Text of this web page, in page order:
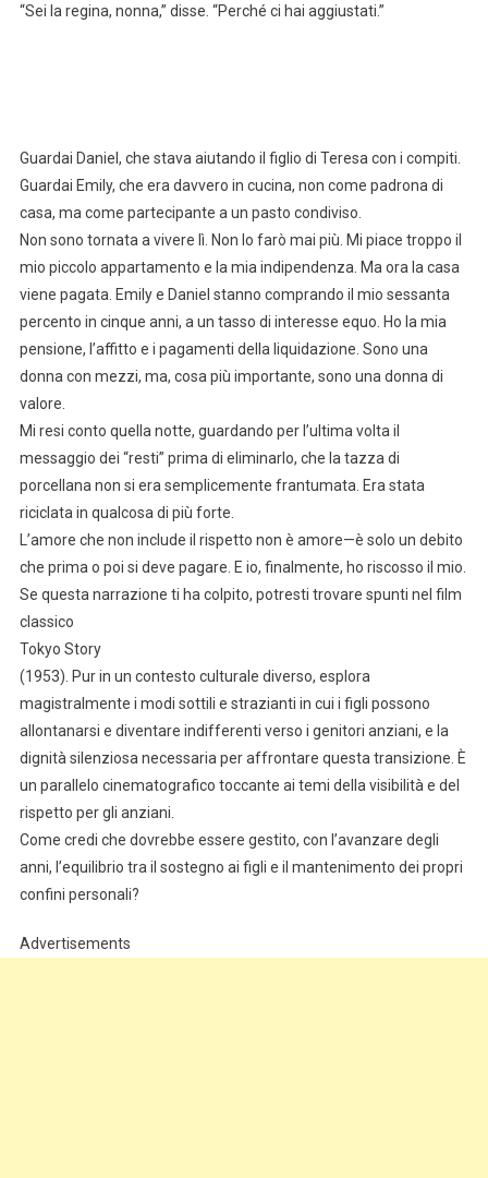
“Sei la regina, nonna,” disse. “Perché ci hai aggiustati.”
Guardai Daniel, che stava aiutando il figlio di Teresa con i compiti.
Guardai Emily, che era davvero in cucina, non come padrona di
casa, ma come partecipante a un pasto condiviso.
Non sono tornata a vivere lì. Non lo farò mai più. Mi piace troppo il
mio piccolo appartamento e la mia indipendenza. Ma ora la casa
viene pagata. Emily e Daniel stanno comprando il mio sessanta
percento in cinque anni, a un tasso di interesse equo. Ho la mia
pensione, l’affitto e i pagamenti della liquidazione. Sono una
donna con mezzi, ma, cosa più importante, sono una donna di
valore.
Mi resi conto quella notte, guardando per l’ultima volta il
messaggio dei “resti” prima di eliminarlo, che la tazza di
porcellana non si era semplicemente frantumata. Era stata
riciclata in qualcosa di più forte.
L’amore che non include il rispetto non è amore—è solo un debito
che prima o poi si deve pagare. E io, finalmente, ho riscosso il mio.
Se questa narrazione ti ha colpito, potresti trovare spunti nel film
classico
Tokyo Story
(1953). Pur in un contesto culturale diverso, esplora
magistralmente i modi sottili e strazianti in cui i figli possono
allontanarsi e diventare indifferenti verso i genitori anziani, e la
dignità silenziosa necessaria per affrontare questa transizione. È
un parallelo cinematografico toccante ai temi della visibilità e del
rispetto per gli anziani.
Come credi che dovrebbe essere gestito, con l’avanzare degli
anni, l’equilibrio tra il sostegno ai figli e il mantenimento dei propri
confini personali?
Advertisements